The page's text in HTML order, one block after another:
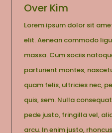
Over Kim
Lorem ipsum dolor sit
elit. Aenean commodo
massa. Cum sociis
parturient montes,
quam felis, ultricies nec,
quis, sem. Nulla
pede justo, fringilla vel,
arcu. In enim justo,